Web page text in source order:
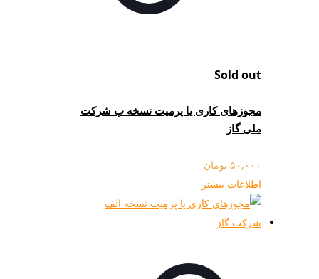
Sold out
مجوزهای کاری یا پرمیت نسخه ب شرکت
ملی گاز
۵۰,۰۰۰ تومان
اطلاعات بیشتر